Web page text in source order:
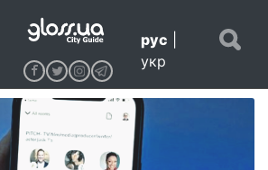
рус
укр